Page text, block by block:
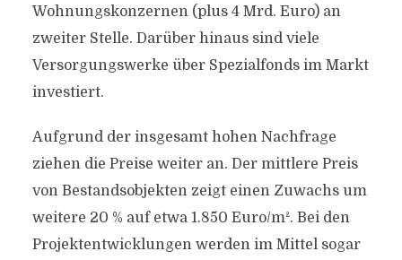
Wohnungskonzernen (plus 4 Mrd. Euro) an
zweiter Stelle. Darüber hinaus sind viele
Versorgungswerke über Spezialfonds im Markt
investiert.
Aufgrund der insgesamt hohen Nachfrage
ziehen die Preise weiter an. Der mittlere Preis
von Bestandsobjekten zeigt einen Zuwachs um
weitere 20 % auf etwa 1.850 Euro/m². Bei den
Projektentwicklungen werden im Mittel sogar